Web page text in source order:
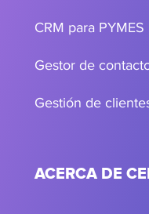
CRM para PYMES
Gestor de
Gestión de
ACERCA DE